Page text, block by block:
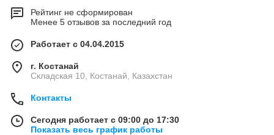
Рейтинг не сформирован
Менее 5 отзывов за последний год
Работает с 04.04.2015
г. Костанай
Складская 10, Костанай, Казахстан
Контакты
Сегодня работает с 09:00 до 17:30
Показать весь график работы